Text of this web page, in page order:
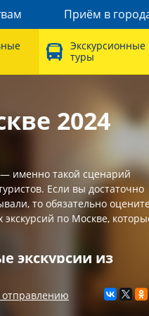
Приём в
Экскурсионные
туры
2024
именно такой сценарий
Если вы достаточно
то обязательно
экскурсий по Москве,
экскурсии из
автобусный
с учетом ваших пожеланий.